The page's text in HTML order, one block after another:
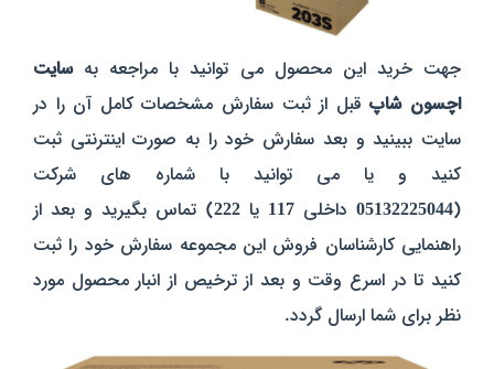
جهت خرید این محصول می توانید با مراجعه بهسایت
اچسون شاپقبل از ثبت سفارش مشخصات کامل آن را در
سایت ببینید و بعد سفارش خود را به صورت اینترنتی ثبت
کنید و یا می توانید با شماره های شرکت
(
05132225044داخلی117 یا222) تماس بگیرید و بعد از
راهنمایی کارشناسان فروش این مجموعه سفارش خود را ثبت
کنید تا در اسرع وقت و بعد از ترخیص از انبار محصول مورد
نظر برای شما ارسال گردد.